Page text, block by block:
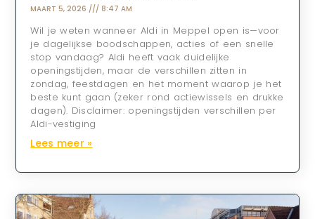
MAART 5, 2026 8:47 AM
Wil je weten wanneer Aldi in Meppel open is—voor
je dagelijkse boodschappen, acties of een snelle
stop vandaag? Aldi heeft vaak duidelijke
openingstijden, maar de verschillen zitten in
zondag, feestdagen en het moment waarop je het
beste kunt gaan (zeker rond actiewissels en drukke
dagen). Disclaimer: openingstijden verschillen per
Aldi-vestiging
Lees meer »